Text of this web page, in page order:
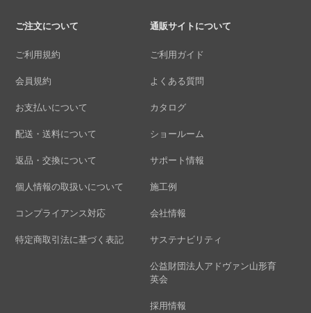
ご注文について
ご利用規約
会員規約
お支払いについて
配送・送料について
返品・交換について
個人情報の取扱いについて
コンプライアンス対応
特定商取引法に基づく表記
通販サイトについて
ご利用ガイド
よくある質問
カタログ
ショールーム
サポート情報
施工例
会社情報
サステナビリティ
公益財団法人アドヴァン山形育
英会
採用情報